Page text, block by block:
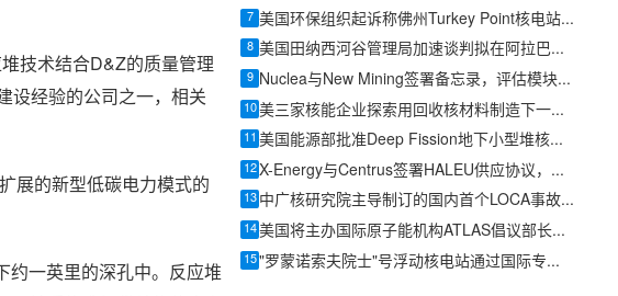
技术结合D&Z的质量管理
设经验的公司之一，相关
展的新型低碳电力模式的
约一英里的深孔中。反应堆
7 美国环保组织起诉称佛州Turkey Point核电站续照需补充环境审查
8 美国田纳西河谷管理局加速谈判拟在阿拉巴马Bellefonte旧址部署小型模块化反应堆
9 Nuclea与New Mining签署备忘录，评估模块化反应堆为数据中心供电
10 美三家核能企业探索用回收核材料制造下一代反应堆燃料
11 美国能源部批准Deep Fission地下小型堆核安全设计协议
12 X-Energy与Centrus签署HALEU供应协议，美国先进核燃料供应链提速
13 中广核研究院主导制订的国内首个LOCA事故BEPU分析方法行业标准正式发布
14 美国将主办国际原子能机构ATLAS倡议部长级启动仪式
15 "罗蒙诺索夫院士"号浮动核电站通过国际专家双周审计，整改项较2022年显著减少